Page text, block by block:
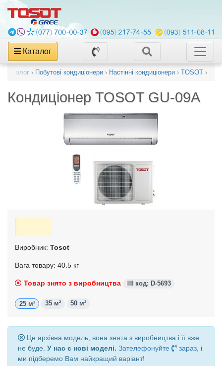
Каталог
Каталог › Побутові кондиціонери › Настінні кондиціонери › TOSOT ›
Кондиціонер TOSOT GU-09A
Виробник: Tosot
Вага товару: 40.5 кг
Товар знято з виробництва код: D-5693
25 м² 35 м² 50 м²
Це архівна модель, вона знята з виробництва і її вже
не буде. У нас є нові моделі. Зателефонуйте зараз , і
ми підберемо Вам найкращий варіант!